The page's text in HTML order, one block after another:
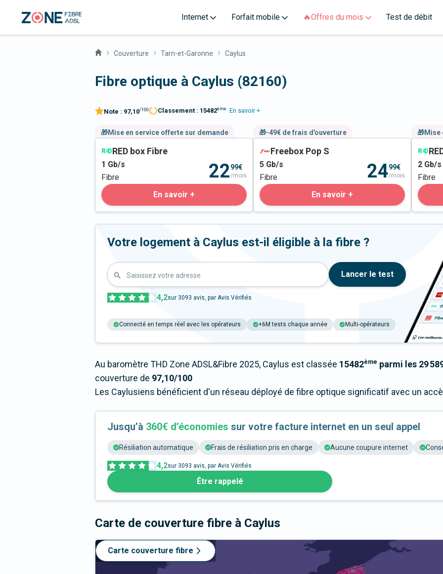
Internet Forfait mobile 🔥Offres du mois Test de débit
Couverture Tarn-et-Garonne Caylus
Fibre optique à Caylus (82160)
Note : 97,10/100 Classement : 15482ème En savoir +
🎁Mise en service offerte sur demande
RED box Fibre
1 Gb/s
Fibre
2299€
/mois
En savoir +
🎁-49€ de frais d'ouverture
Freebox Pop S
5 Gb/s
Fibre
2499€
/mois
En savoir +
🎁Mise
2 Gb/s
Fibre
Votre logement à Caylus est-il éligible à la fibre ?
Saisissez votre adresse Lancer le test
4,2sur 3093 avis, par Avis Vérifiés
Connecté en temps réel avec les opérateurs +6M tests chaque année Multi-opérateurs
Au baromètre THD Zone ADSL&Fibre 2025, Caylus est classée 15482ème parmi les 29
couverture de 97,10/100
Les Caylusiens bénéficient d'un réseau déployé de fibre optique significatif avec un
Jusqu’à 360€ d’économies sur votre facture internet en un seul appel
Résiliation automatique Frais de résiliation pris en charge Aucune coupure internet
4,2sur 3093 avis, par Avis Vérifiés
Être rappelé
Carte de couverture fibre à Caylus
Carte couverture fibre